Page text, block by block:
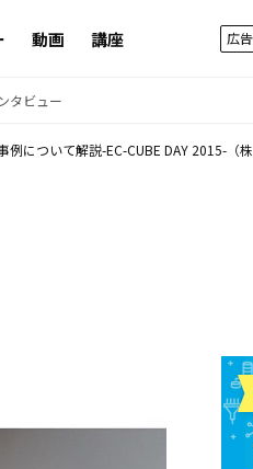
動画 講座 広
タビュー
ついて解説-EC-CUBE DAY 2015-（株式